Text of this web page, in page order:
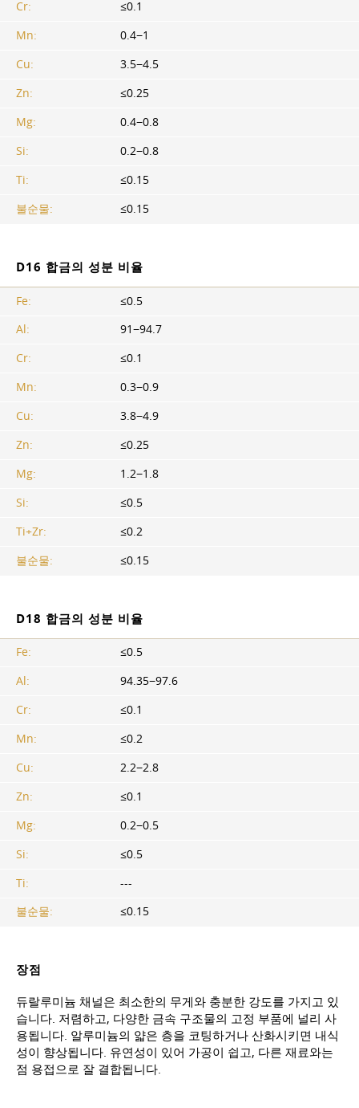
Cr:
≤0.1
Mn:
0.4−1
Cu:
3.5−4.5
Zn:
≤0.25
Mg:
0.4−0.8
Si:
0.2−0.8
Ti:
≤0.15
불순물:
≤0.15
D16 합금의 성분 비율
Fe:
≤0.5
Al:
91−94.7
Cr:
≤0.1
Mn:
0.3−0.9
Cu:
3.8−4.9
Zn:
≤0.25
Mg:
1.2−1.8
Si:
≤0.5
Ti+Zr:
≤0.2
불순물:
≤0.15
D18 합금의 성분 비율
Fe:
≤0.5
Al:
94.35−97.6
Cr:
≤0.1
Mn:
≤0.2
Cu:
2.2−2.8
Zn:
≤0.1
Mg:
0.2−0.5
Si:
≤0.5
Ti:
---
불순물:
≤0.15
장점
듀랄루미늄 채널은 최소한의 무게와 충분한 강도를 가지고 있
습니다. 저렴하고, 다양한 금속 구조물의 고정 부품에 널리 사
용됩니다. 알루미늄의 얇은 층을 코팅하거나 산화시키면 내식
성이 향상됩니다. 유연성이 있어 가공이 쉽고, 다른 재료와는
점 용접으로 잘 결합됩니다.